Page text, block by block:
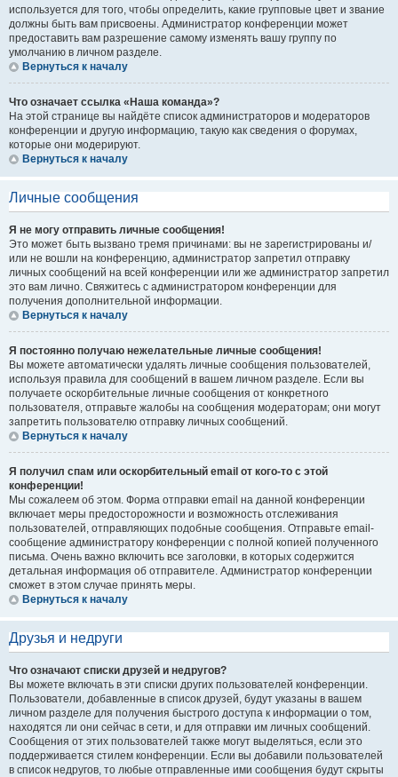
используется для того, чтобы определить, какие групповые цвет и звание
должны быть вам присвоены. Администратор конференции может
предоставить вам разрешение самому изменять вашу группу по
умолчанию в личном разделе.
Вернуться к началу
Что означает ссылка «Наша команда»?
На этой странице вы найдёте список администраторов и модераторов
конференции и другую информацию, такую как сведения о форумах,
которые они модерируют.
Вернуться к началу
Личные сообщения
Я не могу отправить личные сообщения!
Это может быть вызвано тремя причинами: вы не зарегистрированы и/
или не вошли на конференцию, администратор запретил отправку
личных сообщений на всей конференции или же администратор запретил
это вам лично. Свяжитесь с администратором конференции для
получения дополнительной информации.
Вернуться к началу
Я постоянно получаю нежелательные личные сообщения!
Вы можете автоматически удалять личные сообщения пользователей,
используя правила для сообщений в вашем личном разделе. Если вы
получаете оскорбительные личные сообщения от конкретного
пользователя, отправьте жалобы на сообщения модераторам; они могут
запретить пользователю отправку личных сообщений.
Вернуться к началу
Я получил спам или оскорбительный email от кого-то с этой
конференции!
Мы сожалеем об этом. Форма отправки email на данной конференции
включает меры предосторожности и возможность отслеживания
пользователей, отправляющих подобные сообщения. Отправьте email-
сообщение администратору конференции с полной копией полученного
письма. Очень важно включить все заголовки, в которых содержится
детальная информация об отправителе. Администратор конференции
сможет в этом случае принять меры.
Вернуться к началу
Друзья и недруги
Что означают списки друзей и недругов?
Вы можете включать в эти списки других пользователей конференции.
Пользователи, добавленные в список друзей, будут указаны в вашем
личном разделе для получения быстрого доступа к информации о том,
находятся ли они сейчас в сети, и для отправки им личных сообщений.
Сообщения от этих пользователей также могут выделяться, если это
поддерживается стилем конференции. Если вы добавили пользователей
в список недругов, то любые отправленные ими сообщения будут скрыты